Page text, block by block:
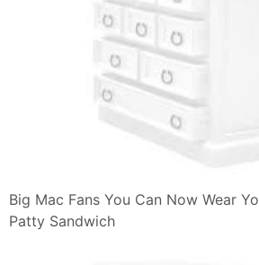
Big Mac Fans You Can Now Wear
Patty Sandwich